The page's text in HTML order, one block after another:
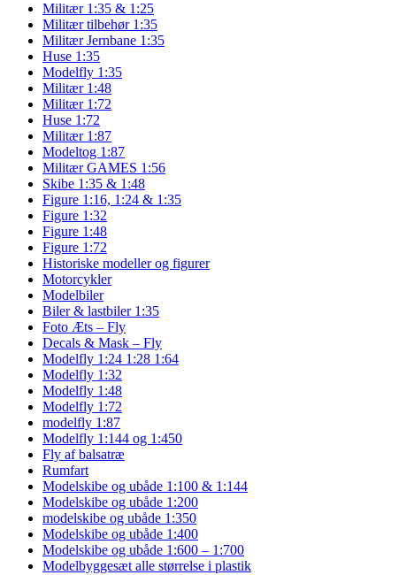
Militær 1:35 & 1:25
Militær tilbehør 1:35
Militær Jernbane 1:35
Huse 1:35
Modelfly 1:35
Militær 1:48
Militær 1:72
Huse 1:72
Militær 1:87
Modeltog 1:87
Militær GAMES 1:56
Skibe 1:35 & 1:48
Figure 1:16, 1:24 & 1:35
Figure 1:32
Figure 1:48
Figure 1:72
Historiske modeller og figurer
Motorcykler
Modelbiler
Biler & lastbiler 1:35
Foto Æts – Fly
Decals & Mask – Fly
Modelfly 1:24 1:28 1:64
Modelfly 1:32
Modelfly 1:48
Modelfly 1:72
modelfly 1:87
Modelfly 1:144 og 1:450
Fly af balsatræ
Rumfart
Modelskibe og ubåde 1:100 & 1:144
Modelskibe og ubåde 1:200
modelskibe og ubåde 1:350
Modelskibe og ubåde 1:400
Modelskibe og ubåde 1:600 – 1:700
Modelbyggesæt alle størrelse i plastik